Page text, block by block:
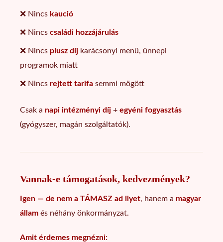
❌ Nincs kaució
❌ Nincs családi hozzájárulás
❌ Nincs plusz díj karácsonyi menü, ünnepi
programok miatt
❌ Nincs rejtett tarifa semmi mögött
Csak a napi intézményi díj + egyéni fogyasztás
(gyógyszer, magán szolgáltatók).
Vannak-e támogatások, kedvezmények?
Igen — de nem a TÁMASZ ad ilyet, hanem a magyar
állam és néhány önkormányzat.
Amit érdemes megnézni: